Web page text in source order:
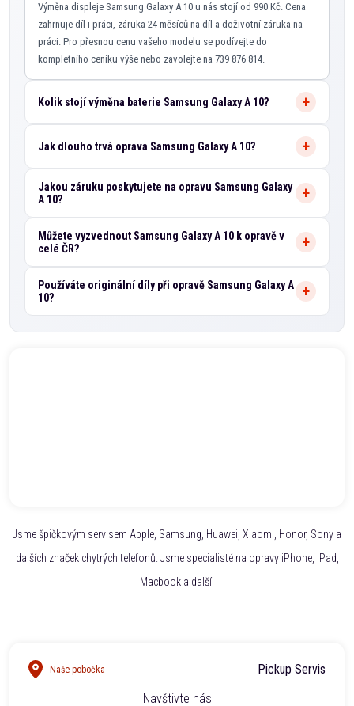
Výměna displeje Samsung Galaxy A 10 u nás stojí od 990 Kč. Cena
zahrnuje díl i práci, záruka 24 měsíců na díl a doživotní záruka na
práci. Pro přesnou cenu vašeho modelu se podívejte do
kompletního ceníku výše nebo zavolejte na 739 876 814.
Kolik stojí výměna baterie Samsung Galaxy A 10?
Jak dlouho trvá oprava Samsung Galaxy A 10?
Jakou záruku poskytujete na opravu Samsung Galaxy
A 10?
Můžete vyzvednout Samsung Galaxy A 10 k opravě v
celé ČR?
Používáte originální díly při opravě Samsung Galaxy A
10?
Jsme špičkovým servisem Apple, Samsung, Huawei, Xiaomi, Honor, Sony a
dalších značek chytrých telefonů. Jsme specialisté na opravy iPhone, iPad,
Macbook a další!
Naše pobočka
Pickup Servis
Navštivte nás